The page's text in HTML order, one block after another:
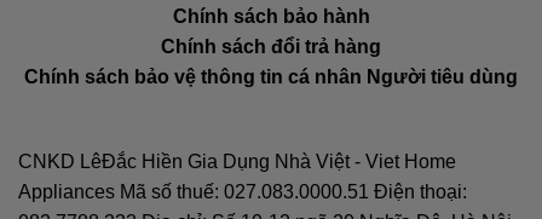
Chính sách bảo hành
Chính sách đổi trả hàng
Chính sách bảo vệ thông tin cá nhân Người tiêu dùng
CNKD LêĐắc Hiền Gia Dụng Nhà Việt - Viet Home
Appliances Mã số thuế: 027.083.0000.51 Điện thoại: